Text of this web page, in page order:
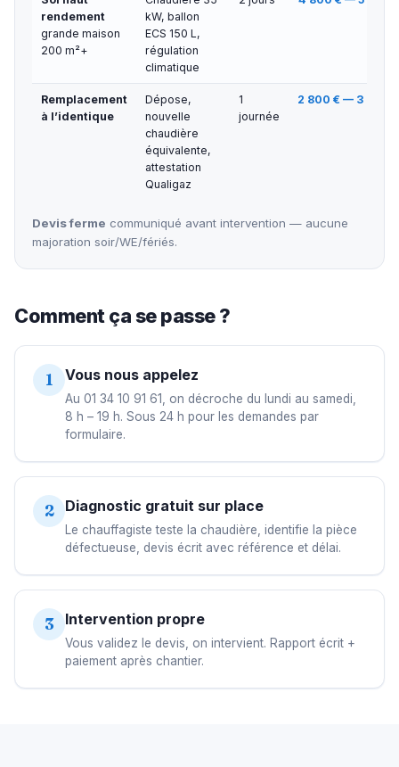
rendement
grande maison
200 m²+
kW, ballon
ECS 150 L,
régulation
climatique
Remplacement
à l’identique
Dépose,
nouvelle
chaudière
équivalente,
attestation
Qualigaz
1
journée
2 800 € — 3 800 €
Devis ferme communiqué avant intervention — aucune
majoration soir/WE/fériés.
Comment ça se passe ?
1 Vous nous appelez
Au 01 34 10 91 61, on décroche du lundi au samedi,
8 h – 19 h. Sous 24 h pour les demandes par
formulaire.
2 Diagnostic gratuit sur place
Le chauffagiste teste la chaudière, identifie la pièce
défectueuse, devis écrit avec référence et délai.
3 Intervention propre
Vous validez le devis, on intervient. Rapport écrit +
paiement après chantier.